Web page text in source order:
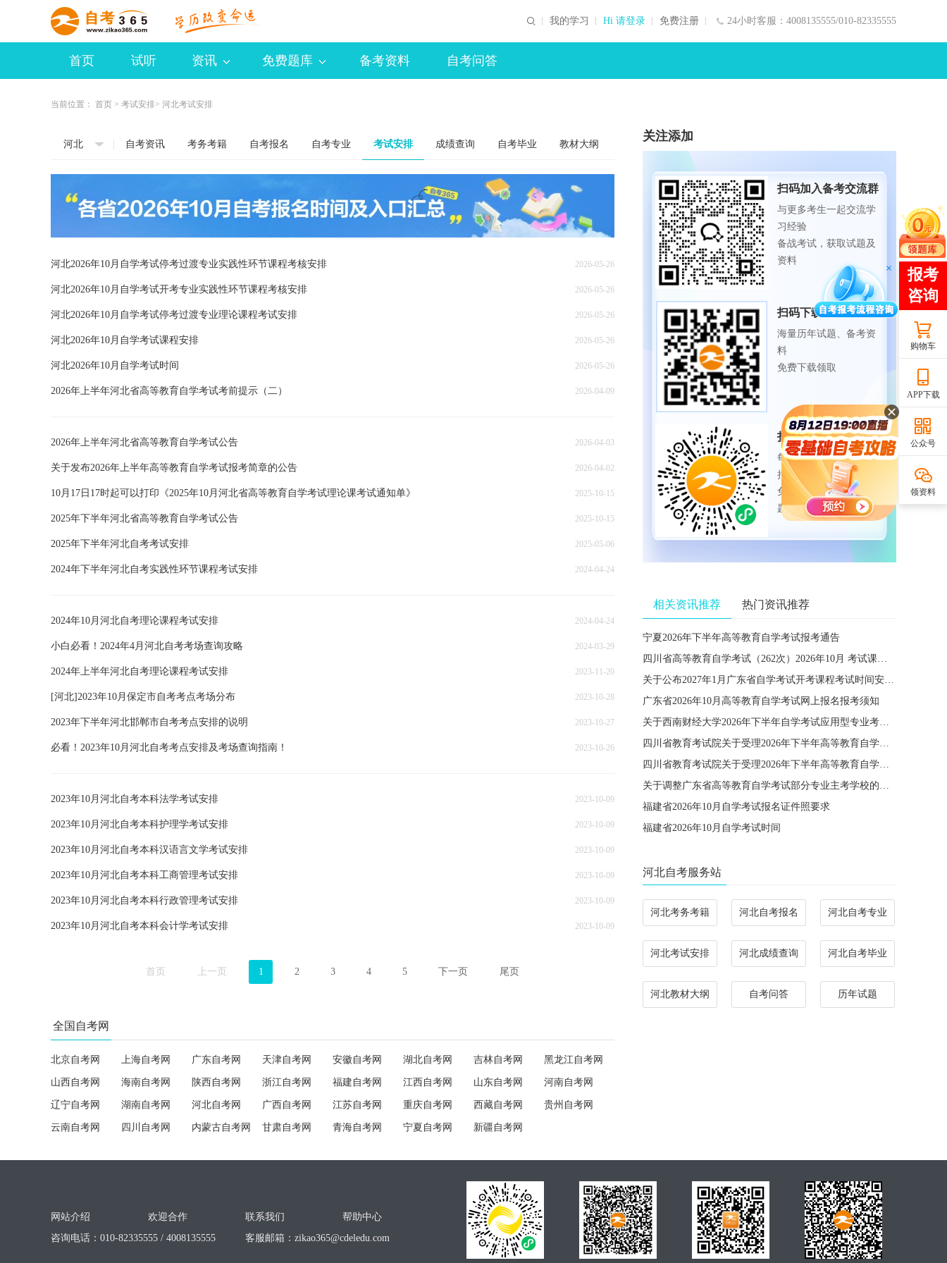
24小时客服：4008135555/010-82335555
我的学习 Hi 请登录 免费注册
首页 试听 资讯 免费题库 备考资料 自考问答
当前位置： 首页 > 考试安排> 河北考试安排
河北 自考资讯 考务考籍 自考报名 自考专业 考试安排 成绩查询 自考毕业 教材大纲
河北2026年10月自学考试停考过渡专业实践性环节课程考核安排 2026-05-26
河北2026年10月自学考试开考专业实践性环节课程考核安排 2026-05-26
河北2026年10月自学考试停考过渡专业理论课程考试安排 2026-05-26
河北2026年10月自学考试课程安排 2026-05-26
河北2026年10月自学考试时间 2026-05-26
2026年上半年河北省高等教育自学考试考前提示（二） 2026-04-09
2026年上半年河北省高等教育自学考试公告 2026-04-03
关于发布2026年上半年高等教育自学考试报考简章的公告 2026-04-02
10月17日17时起可以打印《2025年10月河北省高等教育自学考试理论课考试通知单》 2025-10-15
2025年下半年河北省高等教育自学考试公告 2025-10-15
2025年下半年河北自考考试安排 2025-05-06
2024年下半年河北自考实践性环节课程考试安排 2024-04-24
2024年10月河北自考理论课程考试安排 2024-04-24
小白必看！2024年4月河北自考考场查询攻略 2024-03-29
2024年上半年河北自考理论课程考试安排 2023-11-20
[河北]2023年10月保定市自考考点考场分布 2023-10-28
2023年下半年河北邯郸市自考考点安排的说明 2023-10-27
必看！2023年10月河北自考考点安排及考场查询指南！ 2023-10-26
2023年10月河北自考本科法学考试安排 2023-10-09
2023年10月河北自考本科护理学考试安排 2023-10-09
2023年10月河北自考本科汉语言文学考试安排 2023-10-09
2023年10月河北自考本科工商管理考试安排 2023-10-09
2023年10月河北自考本科行政管理考试安排 2023-10-09
2023年10月河北自考本科会计学考试安排 2023-10-09
首页 上一页 1 2 3 4 5 下一页 尾页
全国自考网
北京自考网 上海自考网 广东自考网 天津自考网 安徽自考网 湖北自考网 吉林自考网 黑龙江自考网
山西自考网 海南自考网 陕西自考网 浙江自考网 福建自考网 江西自考网 山东自考网 河南自考网
辽宁自考网 湖南自考网 河北自考网 广西自考网 江苏自考网 重庆自考网 西藏自考网 贵州自考网
云南自考网 四川自考网 内蒙古自考网 甘肃自考网 青海自考网 宁夏自考网 新疆自考网
关注添加
扫码加入备考交流群
与更多考生一起交流学
习经验
备战考试，获取试题及
资料
扫码下载APP
海量历年试题、备考资
料
免费下载领取
扫码进入微信小程序
每日练题巩固、考前模
拟实战
免费体验自考365海量试
题
相关资讯推荐 热门资讯推荐
宁夏2026年下半年高等教育自学考试报考通告
四川省高等教育自学考试（262次）2026年10月 考试课程简表
关于公布2027年1月广东省自学考试开考课程考试时间安排和使用教材的通知
广东省2026年10月高等教育自学考试网上报名报考须知
关于西南财经大学2026年下半年自学考试应用型专业考籍更改办理的通知
四川省教育考试院关于受理2026年下半年高等教育自学考试省际转考申请的通告
四川省教育考试院关于受理2026年下半年高等教育自学考试考籍更改申请的通告
关于调整广东省高等教育自学考试部分专业主考学校的通知
福建省2026年10月自学考试报名证件照要求
福建省2026年10月自学考试时间
河北自考服务站
河北考务考籍 河北自考报名 河北自考专业
河北考试安排 河北成绩查询 河北自考毕业
河北教材大纲 自考问答 历年试题
购物车
APP下载
公众号
领资料
网站介绍 欢迎合作 联系我们
帮助中心
咨询电话：010-82335555 / 4008135555
客服邮箱： zikao365@cdeledu.com